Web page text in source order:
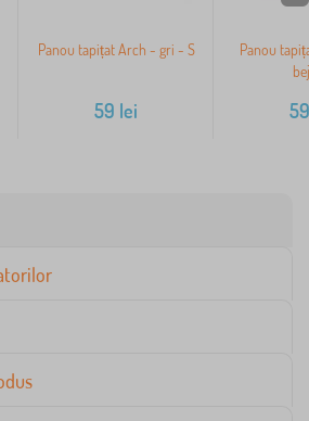
Panou tapițat Arch - gri - S
59 lei
Panou
59